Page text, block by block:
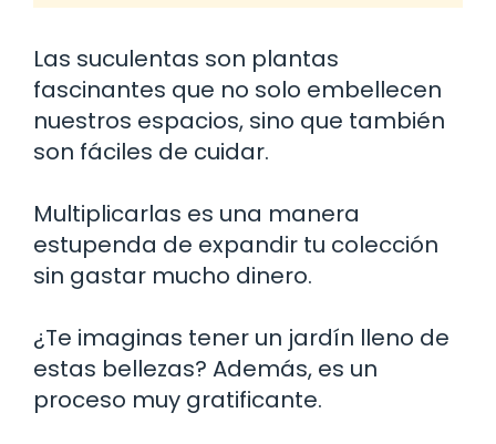
Las suculentas son plantas
fascinantes que no solo embellecen
nuestros espacios, sino que también
son fáciles de cuidar.
Multiplicarlas es una manera
estupenda de expandir tu colección
sin gastar mucho dinero.
¿Te imaginas tener un jardín lleno de
estas bellezas? Además, es un
proceso muy gratificante.